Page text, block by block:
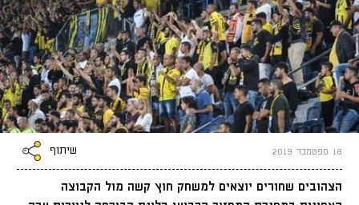
18 ספטמבר 2019 שיתוף
הצהובים שחורים יוצאים למשחק חוץ קשה מול הקבוצה